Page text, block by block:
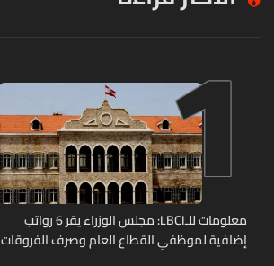
1
معلومات للـLBCI: مجلس الوزراء يقر 6 رواتب
إضافية لموظفي القطاع العام وصرف الفروقات